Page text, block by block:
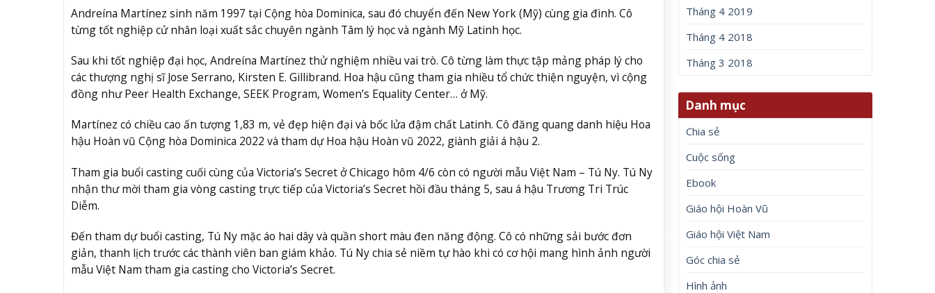
Andreína Martínez sinh năm 1997 tại Cộng hòa Dominica, sau đó chuyển đến New York (Mỹ) cùng gia đình. Cô
từng tốt nghiệp cử nhân loại xuất sắc chuyên ngành Tâm lý học và ngành Mỹ Latinh học.
Sau khi tốt nghiệp đại học, Andreína Martínez thử nghiệm nhiều vai trò. Cô từng làm thực tập mảng pháp lý cho
các thượng nghị sĩ Jose Serrano, Kirsten E. Gillibrand. Hoa hậu cũng tham gia nhiều tổ chức thiện nguyện, vì cộng
đồng như Peer Health Exchange, SEEK Program, Women’s Equality Center… ở Mỹ.
Martínez có chiều cao ấn tượng 1,83 m, vẻ đẹp hiện đại và bốc lửa đậm chất Latinh. Cô đăng quang danh hiệu Hoa
hậu Hoàn vũ Cộng hòa Dominica 2022 và tham dự Hoa hậu Hoàn vũ 2022, giành giải á hậu 2.
Tham gia buổi casting cuối cùng của Victoria’s Secret ở Chicago hôm 4/6 còn có người mẫu Việt Nam – Tú Ny. Tú Ny
nhận thư mời tham gia vòng casting trực tiếp của Victoria’s Secret hồi đầu tháng 5, sau á hậu Trương Tri Trúc
Diễm.
Đến tham dự buổi casting, Tú Ny mặc áo hai dây và quần short màu đen năng động. Cô có những sải bước đơn
giản, thanh lịch trước các thành viên ban giám khảo. Tú Ny chia sẻ niềm tự hào khi có cơ hội mang hình ảnh người
mẫu Việt Nam tham gia casting cho Victoria’s Secret.
Tháng 4 2019
Tháng 4 2018
Tháng 3 2018
Danh mục
Chia sẻ
Cuộc sống
Ebook
Giáo hội Hoàn Vũ
Giáo hội Việt Nam
Góc chia sẻ
Hình ảnh